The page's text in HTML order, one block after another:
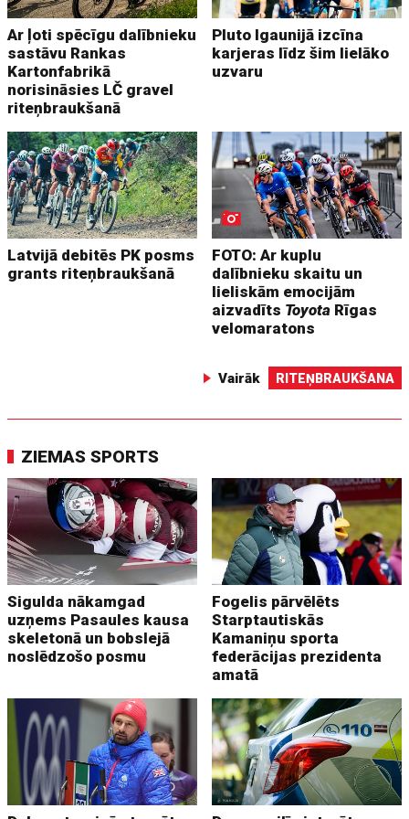
Ar ļoti spēcīgu dalībnieku
sastāvu Rankas
Kartonfabrikā
norisināsies LČ gravel
riteņbraukšanā
Pluto Igaunijā izcīna
karjeras līdz šim lielāko
uzvaru
Latvijā debitēs PK posms
grants riteņbraukšanā
FOTO: Ar kuplu
dalībnieku skaitu un
lieliskām emocijām
aizvadīts Toyota Rīgas
velomaratons
Vairāk RITEŅBRAUKŠANA
ZIEMAS SPORTS
Sigulda nākamgad
uzņems Pasaules kausa
skeletonā un bobslejā
noslēdzošo posmu
Fogelis pārvēlēts
Starptautiskās
Kamaniņu sporta
federācijas prezidenta
amatā